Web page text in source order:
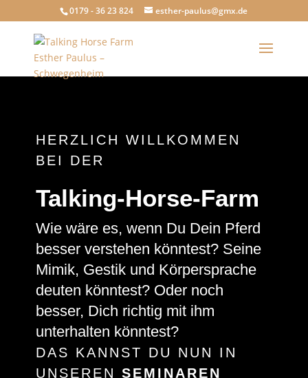
0179 - 36 23 824 esther-paulus@gmx.de
HERZLICH WILLKOMMEN
BEI DER
Talking-Horse-Farm
Wie wäre es, wenn Du Dein Pferd
besser verstehen könntest? Seine
Mimik, Gestik und Körpersprache
deuten könntest? Oder noch
besser, Dich richtig mit ihm
unterhalten könntest?
DAS KANNST DU NUN IN
UNSEREN SEMINAREN